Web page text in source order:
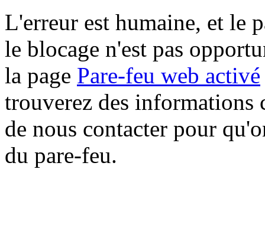
L'erreur est humaine, et le
le blocage n'est pas
la page Pare-feu web activé
trouverez des informations
de nous contacter pour
du pare-feu.